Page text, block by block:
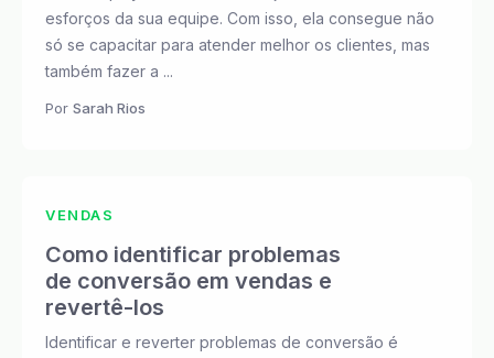
esforços da sua equipe. Com isso, ela consegue não
só se capacitar para atender melhor os clientes, mas
também fazer a ...
Por Sarah Rios
VENDAS
Como identificar problemas
de conversão em vendas e
revertê-los
Identificar e reverter problemas de conversão é